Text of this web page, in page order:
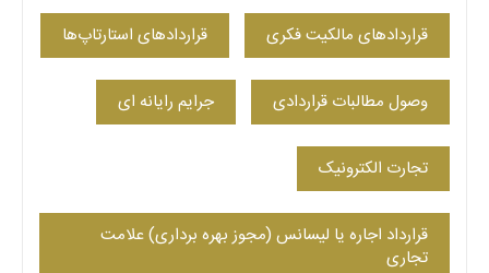
قراردادهای مالکیت فکری قراردادهای استارتاپ‌ها
وصول مطالبات قراردادی جرایم رایانه ای
تجارت الکترونیک
قرارداد اجاره یا لیسانس (مجوز بهره برداری) علامت
تجاری